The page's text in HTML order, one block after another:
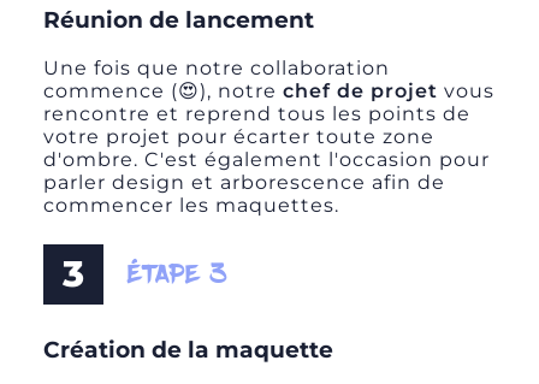
Réunion de lancement
Une fois que notre collaboration
commence (😍), notre chef de projet vous
rencontre et reprend tous les points de
votre projet pour écarter toute zone
d'ombre. C'est également l'occasion pour
parler design et arborescence afin de
commencer les maquettes.
3 ÉTAPE 3
Création de la maquette